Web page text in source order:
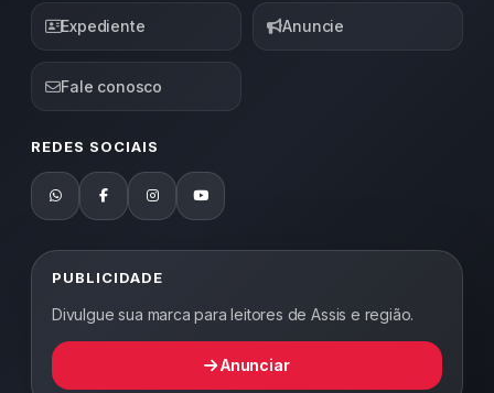
Expediente Anuncie
Fale conosco
REDES SOCIAIS
PUBLICIDADE
Divulgue sua marca para leitores de Assis e região.
Anunciar